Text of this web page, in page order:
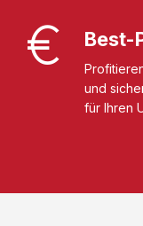
Best-
und
für Ihren